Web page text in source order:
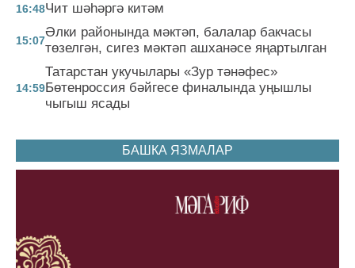
16:48Чит шәһәргә китәм
15:07
Әлки районында мәктәп, балалар бакчасы
төзелгән, сигез мәктәп ашханәсе яңартылган
14:59
Татарстан укучылары «Зур тәнәфес»
Бөтенроссия бәйгесе финалында уңышлы
чыгыш ясады
БАШКА ЯЗМАЛАР